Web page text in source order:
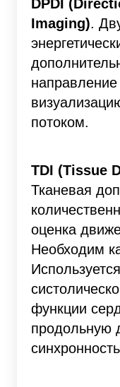
DPDI
Imaging).
потоком.
TDI (Tissue
Тканевая
оценка
Необходим
функции
продольную